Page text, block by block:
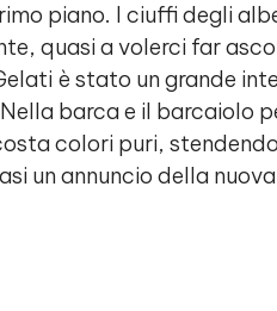
piano. I ciuffi degli
quasi a volerci far
è stato un grande
barca e il barcaiolo
colori puri,
un annuncio della